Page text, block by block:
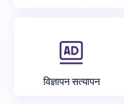
विज्ञापन सत्यापन